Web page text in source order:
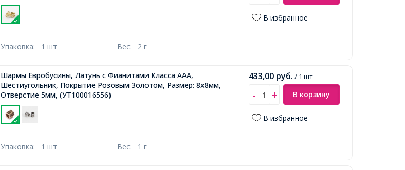
Упаковка: 1 шт Вес: 2 г
В избранное
Шармы Евробусины, Латунь с Фианитами Класса ААА,
Шестиугольник, Покрытие Розовым Золотом, Размер: 8x8мм,
Отверстие 5мм, (УТ100016556)
Упаковка: 1 шт Вес: 1 г
433,00 руб. / 1 шт
В корзину
В избранное